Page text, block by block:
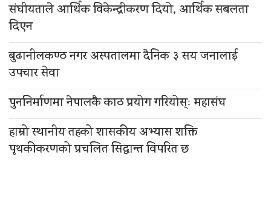
संघीयताले आर्थिक विकेन्द्रीकरण दियो, आर्थिक सबलता
दिएन
बुढानीलकण्ठ नगर अस्पतालमा दैनिक ३ सय जनालाई
उपचार सेवा
पुननिर्माणमा नेपालकै काठ प्रयोग गरियोस्ः महासंघ
हाम्रो स्थानीय तहको शासकीय अभ्यास शक्ति
पृथकीकरणको प्रचलित सिद्धान्त विपरित छ